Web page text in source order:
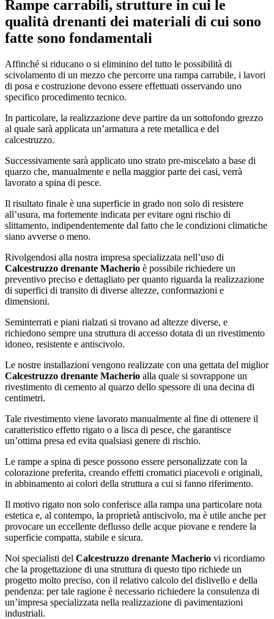
Rampe carrabili, strutture in cui le
qualità drenanti dei materiali di cui sono
fatte sono fondamentali
Affinché si riducano o si eliminino del tutto le possibilità di
scivolamento di un mezzo che percorre una rampa carrabile, i lavori
di posa e costruzione devono essere effettuati osservando uno
specifico procedimento tecnico.
In particolare, la realizzazione deve partire da un sottofondo grezzo
al quale sarà applicata un’armatura a rete metallica e del
calcestruzzo.
Successivamente sarà applicato uno strato pre-miscelato a base di
quarzo che, manualmente e nella maggior parte dei casi, verrà
lavorato a spina di pesce.
Il risultato finale è una superficie in grado non solo di resistere
all’usura, ma fortemente indicata per evitare ogni rischio di
slittamento, indipendentemente dal fatto che le condizioni climatiche
siano avverse o meno.
Rivolgendosi alla nostra impresa specializzata nell’uso di
Calcestruzzo drenante Macherio è possibile richiedere un
preventivo preciso e dettagliato per quanto riguarda la realizzazione
di superfici di transito di diverse altezze, conformazioni e
dimensioni.
Seminterrati e piani rialzati si trovano ad altezze diverse, e
richiedono sempre una struttura di accesso dotata di un rivestimento
idoneo, resistente e antiscivolo.
Le nostre installazioni vengono realizzate con una gettata del miglior
Calcestruzzo drenante Macherio alla quale si sovrappone un
rivestimento di cemento al quarzo dello spessore di una decina di
centimetri.
Tale rivestimento viene lavorato manualmente al fine di ottenere il
caratteristico effetto rigato o a lisca di pesce, che garantisce
un’ottima presa ed evita qualsiasi genere di rischio.
Le rampe a spina di pesce possono essere personalizzate con la
colorazione preferita, creando effetti cromatici piacevoli e originali,
in abbinamento ai colori della struttura a cui si fanno riferimento.
Il motivo rigato non solo conferisce alla rampa una particolare nota
estetica e, al contempo, la proprietà antiscivolo, ma è utile anche per
provocare un eccellente deflusso delle acque piovane e rendere la
superficie compatta, stabile e sicura.
Noi specialisti del Calcestruzzo drenante Macherio vi ricordiamo
che la progettazione di una struttura di questo tipo richiede un
progetto molto preciso, con il relativo calcolo del dislivello e della
pendenza: per tale ragione è necessario richiedere la consulenza di
un’impresa specializzata nella realizzazione di pavimentazioni
industriali.